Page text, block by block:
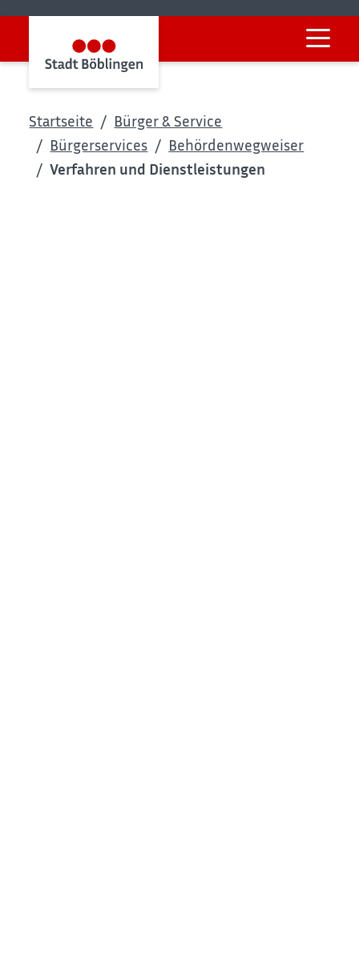
Startseite
Bürger & Service
Bürgerservices
Behördenwegweiser
Verfahren und Dienstleistungen